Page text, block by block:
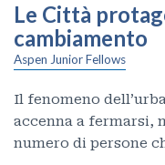
Le Città
cambiamento
Aspen Junior Fellows
Il fenomeno
accenna a fermarsi,
numero di persone